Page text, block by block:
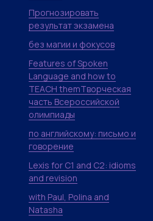
Прогнозировать
результат экзамена
без магии и фокусов
Features of Spoken
Language and how to
TEACH themТворческая
часть Всероссийской
олимпиады
по английскому: письмо и
говорение
Lexis for C1 and C2: idioms
and revision
with Paul, Polina and
Natasha